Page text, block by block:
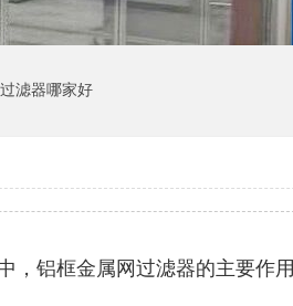
滤器哪家好
，铝框金属网过滤器的主要作用